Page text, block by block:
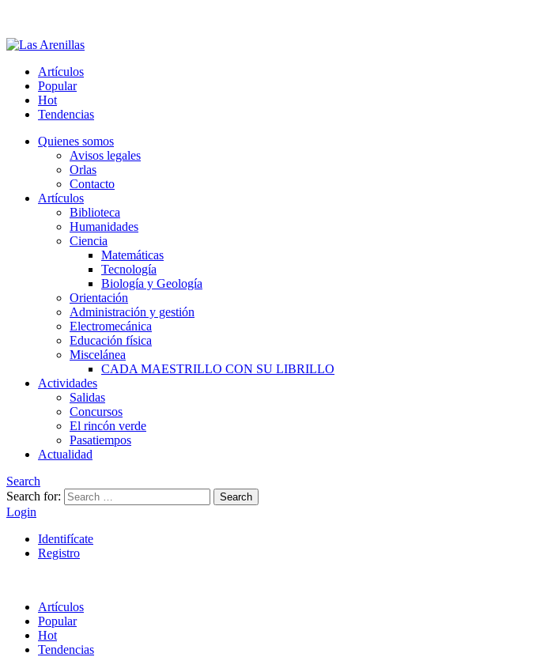
Artículos
Popular
Hot
Tendencias
Quienes somos
Avisos legales
Orlas
Contacto
Artículos
Biblioteca
Humanidades
Ciencia
Matemáticas
Tecnología
Biología y Geología
Orientación
Administración y gestión
Electromecánica
Educación física
Miscelánea
CADA MAESTRILLO CON SU LIBRILLO
Actividades
Salidas
Concursos
El rincón verde
Pasatiempos
Actualidad
Search
Search for:
Search
Login
Identifícate
Registro
Artículos
Popular
Hot
Tendencias